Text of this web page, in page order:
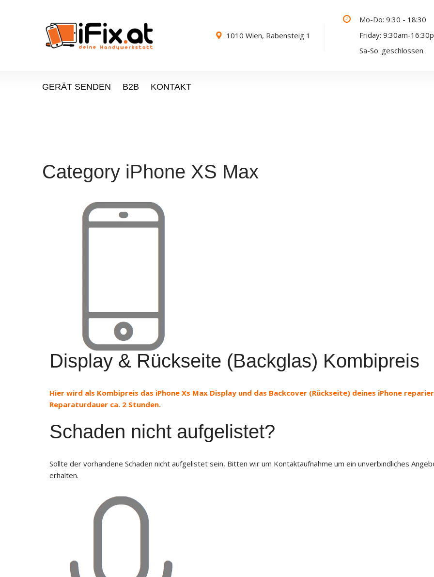
1010 Wien, Rabensteig 1
Mo-Do: 9:30 - 18:30
Friday: 9:30am-
Sa-So: geschlossen
GERÄT SENDEN B2B KONTAKT
Category iPhone XS Max
Display & Rückseite (Backglas) Kombipreis
Hier wird als Kombipreis das iPhone Xs Max Display und das Backcover (Rückseite) deines iPhone
Reparaturdauer ca. 2 Stunden.
Schaden nicht aufgelistet?
Sollte der vorhandene Schaden nicht aufgelistet sein, Bitten wir um Kontaktaufnahme um ein unverbindliches
erhalten.